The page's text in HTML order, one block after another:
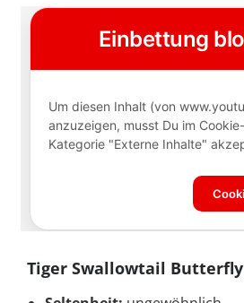
Tiger Swallowtail Butterfly